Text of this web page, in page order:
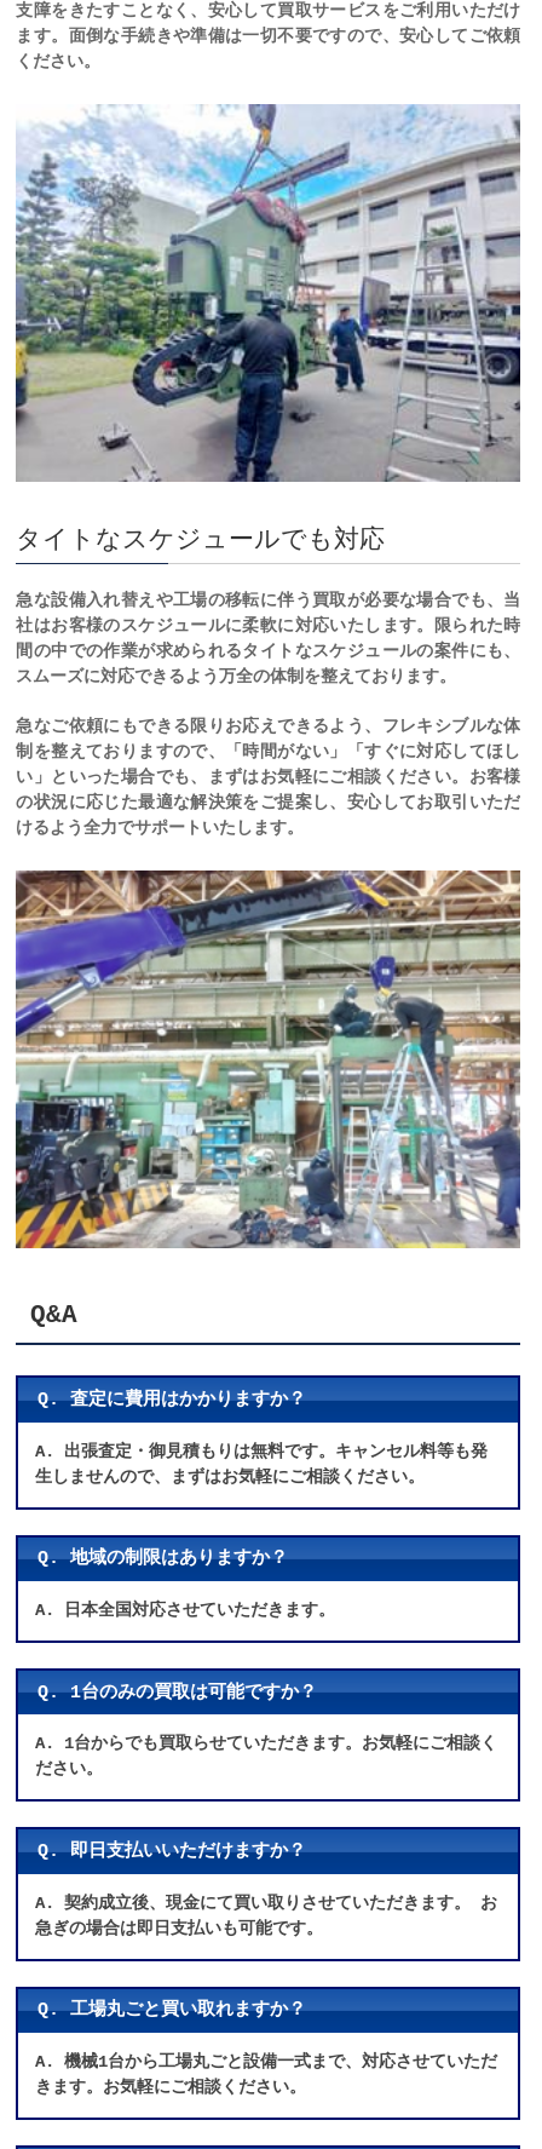
支障をきたすことなく、安心して買取サービスをご利用いただけ
ます。面倒な手続きや準備は一切不要ですので、安心してご依頼
ください。
タイトなスケジュールでも対応
急な設備入れ替えや工場の移転に伴う買取が必要な場合でも、当
社はお客様のスケジュールに柔軟に対応いたします。限られた時
間の中での作業が求められるタイトなスケジュールの案件にも、
スムーズに対応できるよう万全の体制を整えております。
急なご依頼にもできる限りお応えできるよう、フレキシブルな体
制を整えておりますので、「時間がない」「すぐに対応してほし
い」といった場合でも、まずはお気軽にご相談ください。お客様
の状況に応じた最適な解決策をご提案し、安心してお取引いただ
けるよう全力でサポートいたします。
Q&A
Q. 査定に費用はかかりますか？
A. 出張査定・御見積もりは無料です。キャンセル料等も発
生しませんので、まずはお気軽にご相談ください。
Q. 地域の制限はありますか？
A. 日本全国対応させていただきます。
Q. 1台のみの買取は可能ですか？
A. 1台からでも買取らせていただきます。お気軽にご相談く
ださい。
Q. 即日支払いいただけますか？
A. 契約成立後、現金にて買い取りさせていただきます。 お
急ぎの場合は即日支払いも可能です。
Q. 工場丸ごと買い取れますか？
A. 機械1台から工場丸ごと設備一式まで、対応させていただ
きます。お気軽にご相談ください。